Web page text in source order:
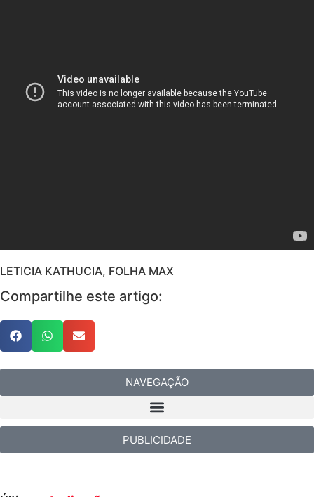
LETICIA KATHUCIA, FOLHA MAX
Compartilhe este artigo:
NAVEGAÇÃO
PUBLICIDADE